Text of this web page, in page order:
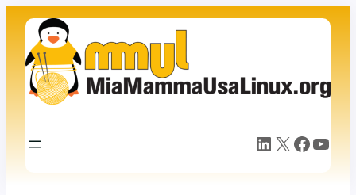
contenuto
LinkedIn X Facebook YouTube